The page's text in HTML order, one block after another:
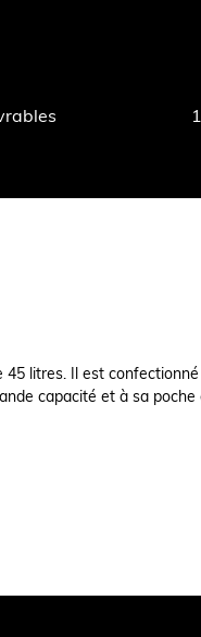
litres. Il est
capacité et à sa